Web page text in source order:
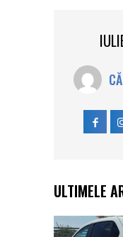
ULTIMELE